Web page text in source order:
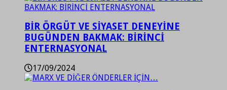
BİR ÖRGÜT VE SİYASET DENEYİNE
BUGÜNDEN BAKMAK: BİRİNCİ
ENTERNASYONAL
17/09/2024